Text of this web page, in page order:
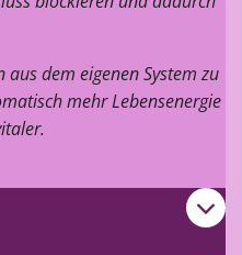
dem eigenen System zu
mehr Lebensenergie